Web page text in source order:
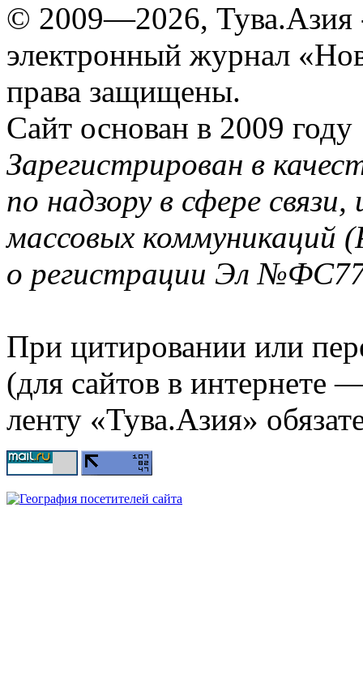
© 2009—2026, Тува.Азия
электронный журнал
права защищены.
Сайт основан в 2009 году
Зарегистрирован в
по надзору в сфере
массовых коммуникаций
о регистрации Эл
При цитировании или
(для сайтов в интернете
ленту «Тува.Азия»